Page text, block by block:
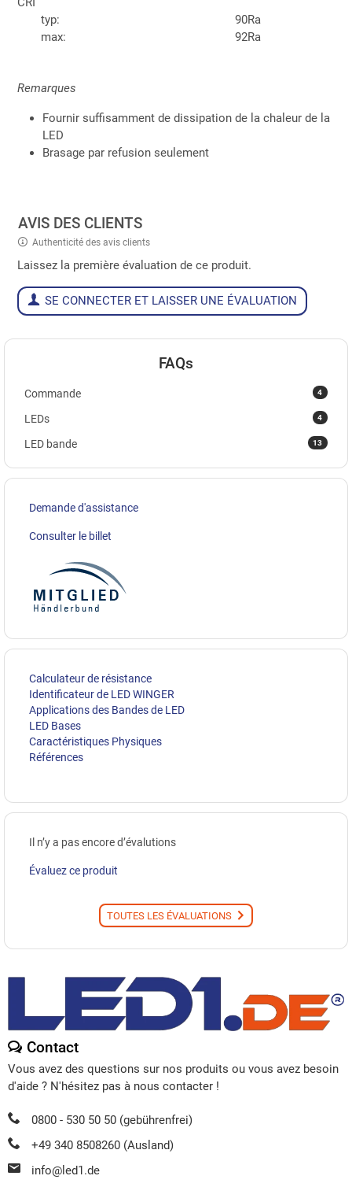
typ:
90Ra
max:
92Ra
Remarques
Fournir suffisamment de dissipation de la chaleur de la
LED
Brasage par refusion seulement
AVIS DES CLIENTS
Authenticité des avis clients
Laissez la première évaluation de ce produit.
SE CONNECTER ET LAISSER UNE ÉVALUATION
FAQs
4
Commande
4
LEDs
13
LED bande
Demande d'assistance
Consulter le billet
Calculateur de résistance
Identificateur de LED WINGER
Applications des Bandes de LED
LED Bases
Caractéristiques Physiques
Références
Il n’y a pas encore d’évalutions
Évaluez ce produit
TOUTES LES ÉVALUATIONS
Contact
Vous avez des questions sur nos produits ou vous avez besoin
d'aide ? N'hésitez pas à nous contacter !
0800 - 530 50 50 (gebührenfrei)
+49 340 8508260 (Ausland)
info@led1.de